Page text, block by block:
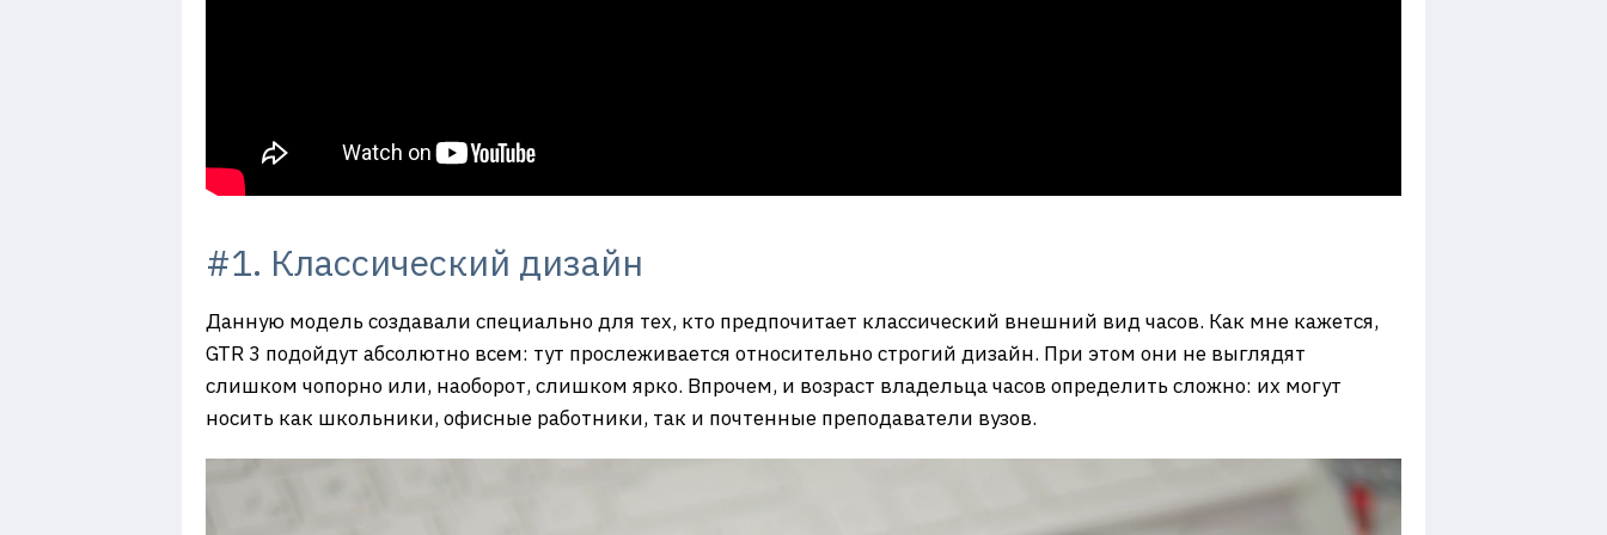
#1. Классический дизайн
Данную модель создавали специально для тех, кто предпочитает классический внешний вид часов. Как мне кажется,
GTR 3 подойдут абсолютно всем: тут прослеживается относительно строгий дизайн. При этом они не выглядят
слишком чопорно или, наоборот, слишком ярко. Впрочем, и возраст владельца часов определить сложно: их могут
носить как школьники, офисные работники, так и почтенные преподаватели вузов.